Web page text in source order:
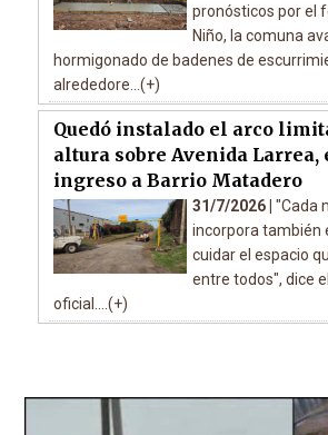
pronósticos por el
Niño, la comuna
hormigonado de badenes de
alrededore...(+)
Quedó instalado el arco
altura sobre Avenida Larrea,
ingreso a Barrio Matadero
31/7/2026 | "Cada
incorpora también
cuidar el espacio
entre todos", dice
oficial....(+)